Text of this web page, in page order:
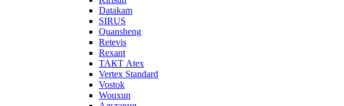
Datakam
SIRUS
Quansheng
Retevis
Rexant
ТАКТ Atex
Vertex Standard
Vostok
Wouxun